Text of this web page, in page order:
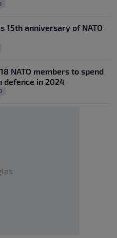
15th anniversary of NATO
NATO members to spend
defence in 2024